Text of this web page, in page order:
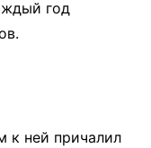
год
к ней причалил